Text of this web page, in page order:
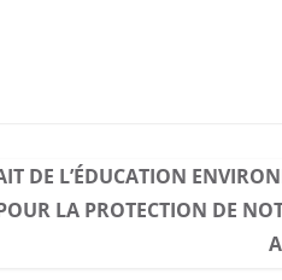
DE L’ÉDUCATION
LA PROTECTION DE